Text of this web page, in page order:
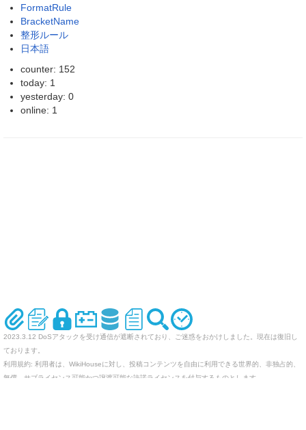
FormatRule
BracketName
整形ルール
日本語
counter: 152
today: 1
yesterday: 0
online: 1
2023.3.12 DoSアタックを受け通信が遮断されており、ご迷惑をおかけしました。現在は復旧し
ております。
利用規約: 利用者は、WikiHouseに対し、投稿コンテンツを自由に利用できる世界的、非独占的、
無償、サブライセンス可能かつ譲渡可能な許諾ライセンスを付与するものとします。